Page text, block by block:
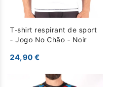
T-shirt respirant de sport
- Jogo No Chão - Noir
24,90 €